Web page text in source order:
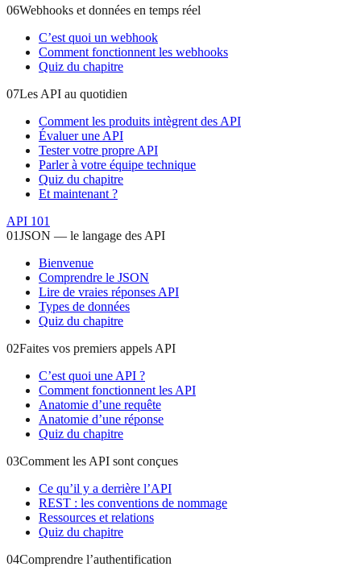
06Webhooks et données en temps réel
C’est quoi un webhook
Comment fonctionnent les webhooks
Quiz du chapitre
07Les API au quotidien
Comment les produits intègrent des API
Évaluer une API
Tester votre propre API
Parler à votre équipe technique
Quiz du chapitre
Et maintenant ?
API 101
01JSON — le langage des API
Bienvenue
Comprendre le JSON
Lire de vraies réponses API
Types de données
Quiz du chapitre
02Faites vos premiers appels API
C’est quoi une API ?
Comment fonctionnent les API
Anatomie d’une requête
Anatomie d’une réponse
Quiz du chapitre
03Comment les API sont conçues
Ce qu’il y a derrière l’API
REST : les conventions de nommage
Ressources et relations
Quiz du chapitre
04Comprendre l’authentification